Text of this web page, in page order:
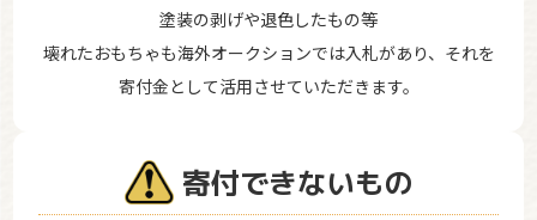
塗装の剥げや退色したもの等
壊れたおもちゃも海外オークションでは入札があり、それを
寄付金として活用させていただきます。
寄付できないもの